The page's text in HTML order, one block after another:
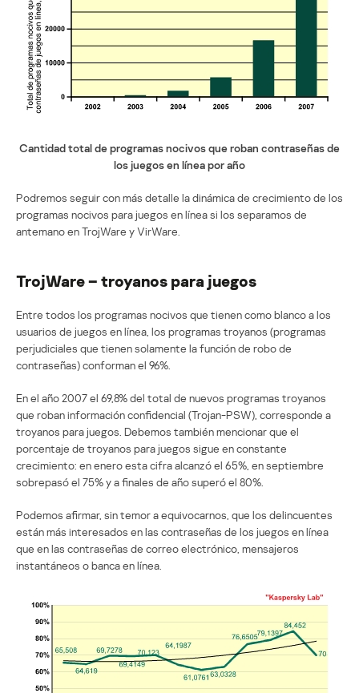
Cantidad total de programas nocivos que roban contraseñas de
los juegos en línea por año
Podremos seguir con más detalle la dinámica de crecimiento de los
programas nocivos para juegos en línea si los separamos de
antemano en TrojWare y VirWare.
TrojWare – troyanos para juegos
Entre todos los programas nocivos que tienen como blanco a los
usuarios de juegos en línea, los programas troyanos (programas
perjudiciales que tienen solamente la función de robo de
contraseñas) conforman el 96%.
En el año 2007 el 69,8% del total de nuevos programas troyanos
que roban información confidencial (Trojan-PSW), corresponde a
troyanos para juegos. Debemos también mencionar que el
porcentaje de troyanos para juegos sigue en constante
crecimiento: en enero esta cifra alcanzó el 65%, en septiembre
sobrepasó el 75% y a finales de año superó el 80%.
Podemos afirmar, sin temor a equivocarnos, que los delincuentes
están más interesados en las contraseñas de los juegos en línea
que en las contraseñas de correo electrónico, mensajeros
instantáneos o banca en línea.